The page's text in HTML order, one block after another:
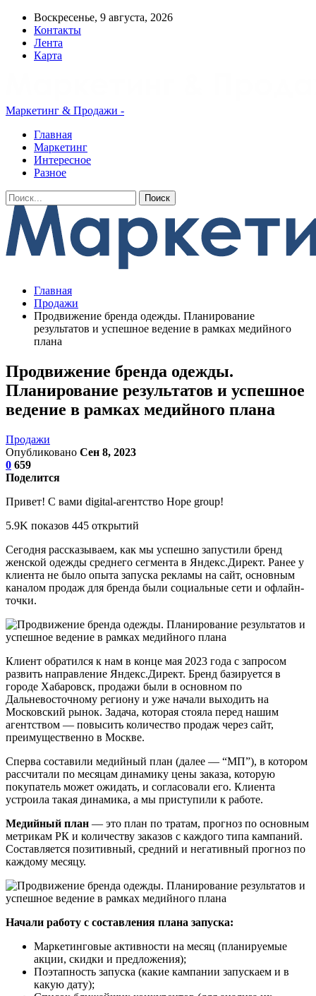
Воскресенье, 9 августа, 2026
Контакты
Лента
Карта
Маркетинг & Продажи -
Главная
Маркетинг
Интересное
Разное
Главная
Продажи
Продвижение бренда одежды. Планирование
результатов и успешное ведение в рамках медийного
плана
Продвижение бренда одежды.
Планирование результатов и успешное
ведение в рамках медийного плана
Продажи
Опубликовано Сен 8, 2023
0 659
Поделится
Привет! С вами digital-агентство Hope group!
5.9K показов 445 открытий
Сегодня рассказываем, как мы успешно запустили бренд
женской одежды среднего сегмента в Яндекс.Директ. Ранее у
клиента не было опыта запуска рекламы на сайт, основным
каналом продаж для бренда были социальные сети и офлайн-
точки.
Клиент обратился к нам в конце мая 2023 года с запросом
развить направление Яндекс.Директ. Бренд базируется в
городе Хабаровск, продажи были в основном по
Дальневосточному региону и уже начали выходить на
Московский рынок. Задача, которая стояла перед нашим
агентством — повысить количество продаж через сайт,
преимущественно в Москве.
Сперва составили медийный план (далее — “МП”), в котором
рассчитали по месяцам динамику цены заказа, которую
покупатель может ожидать, и согласовали его. Клиента
устроила такая динамика, а мы приступили к работе.
Медийный план — это план по тратам, прогноз по основным
метрикам РК и количеству заказов с каждого типа кампаний.
Составляется позитивный, средний и негативный прогноз по
каждому месяцу.
Начали работу с составления плана запуска:
Маркетинговые активности на месяц (планируемые
акции, скидки и предложения);
Поэтапность запуска (какие кампании запускаем и в
какую дату);